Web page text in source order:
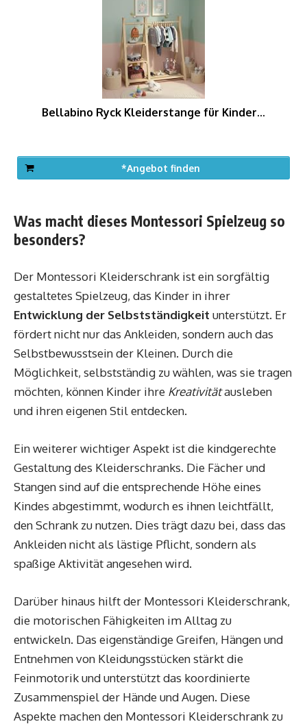
Bellabino Ryck Kleiderstange für Kinder...
*Angebot finden
Was macht dieses Montessori Spielzeug so
besonders?
Der Montessori Kleiderschrank ist ein sorgfältig
gestaltetes Spielzeug, das Kinder in ihrer
Entwicklung der Selbstständigkeit unterstützt. Er
fördert nicht nur das Ankleiden, sondern auch das
Selbstbewusstsein der Kleinen. Durch die
Möglichkeit, selbstständig zu wählen, was sie tragen
möchten, können Kinder ihre Kreativitätausleben
und ihren eigenen Stil entdecken.
Ein weiterer wichtiger Aspekt ist die kindgerechte
Gestaltung des Kleiderschranks. Die Fächer und
Stangen sind auf die entsprechende Höhe eines
Kindes abgestimmt, wodurch es ihnen leichtfällt,
den Schrank zu nutzen. Dies trägt dazu bei, dass das
Ankleiden nicht als lästige Pflicht, sondern als
spaßige Aktivität angesehen wird.
Darüber hinaus hilft der Montessori Kleiderschrank,
die motorischen Fähigkeiten im Alltag zu
entwickeln. Das eigenständige Greifen, Hängen und
Entnehmen von Kleidungsstücken stärkt die
Feinmotorik und unterstützt das koordinierte
Zusammenspiel der Hände und Augen. Diese
Aspekte machen den Montessori Kleiderschrank zu